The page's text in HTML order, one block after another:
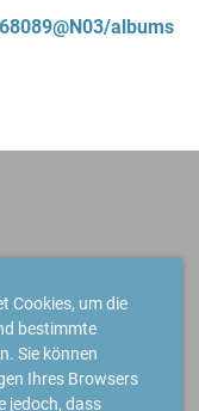
Cookies, um die
bestimmte
Sie können
Ihres Browsers
jedoch, dass
albums